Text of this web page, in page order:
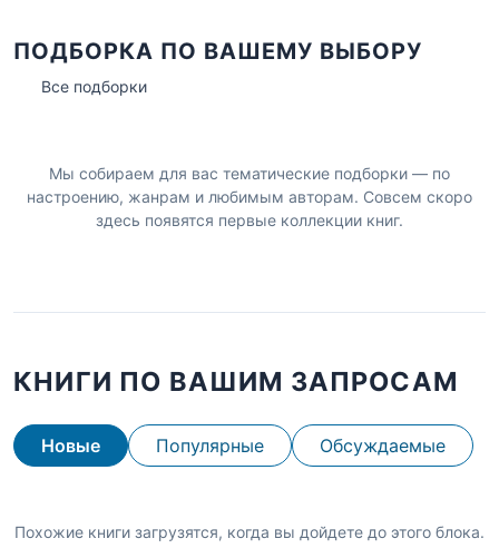
ПОДБОРКА ПО ВАШЕМУ ВЫБОРУ
Все подборки
Мы собираем для вас тематические подборки — по
настроению, жанрам и любимым авторам. Совсем скоро
здесь появятся первые коллекции книг.
КНИГИ ПО ВАШИМ ЗАПРОСАМ
Новые Популярные Обсуждаемые
Похожие книги загрузятся, когда вы дойдете до этого блока.